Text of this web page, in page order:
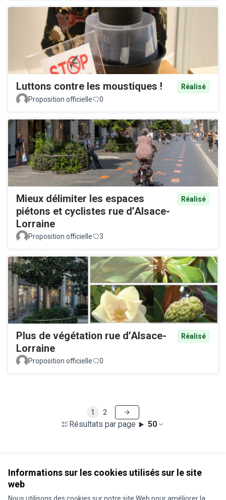
Informations sur les cookies utilisés sur le site
web
Luttons contre les moustiques !
Réalisé
Proposition officielle
0
Mieux délimiter les espaces
piétons et cyclistes rue d’Alsace-
Lorraine
Réalisé
Proposition officielle 3
Plus de végétation rue d’Alsace-
Lorraine
Réalisé
Proposition officielle 0
Résultats par page : 50
1 2